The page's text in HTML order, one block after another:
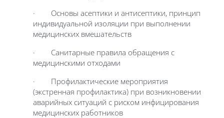
· Основы асептики и антисептики, принцип
индивидуальной изоляции при выполнении
медицинских вмешательств
· Санитарные правила обращения с
медицинскими отходами
· Профилактические мероприятия
(экстренная профилактика) при возникновении
аварийных ситуаций с риском инфицирования
медицинских работников